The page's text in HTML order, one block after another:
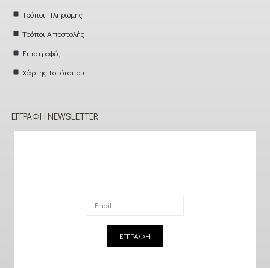
Τρόποι Πληρωμής
Τρόποι Αποστολής
Επιστροφές
Χάρτης Ιστότοπου
ΕΓΓΡΑΦΉ NEWSLETTER
ΕΓΓΡΑΦΗ